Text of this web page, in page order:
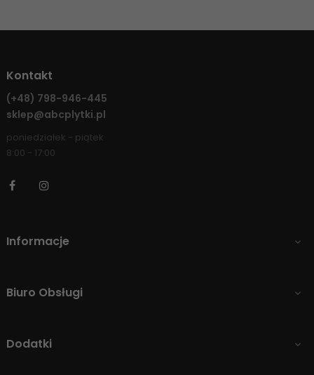
Kontakt
(+48) 798-946-445
sklep@abcplytki.pl
poniedziałek - piątek
8:00 - 17:00
Facebook
Informacje 
Biuro Obsługi 
Dodatki 